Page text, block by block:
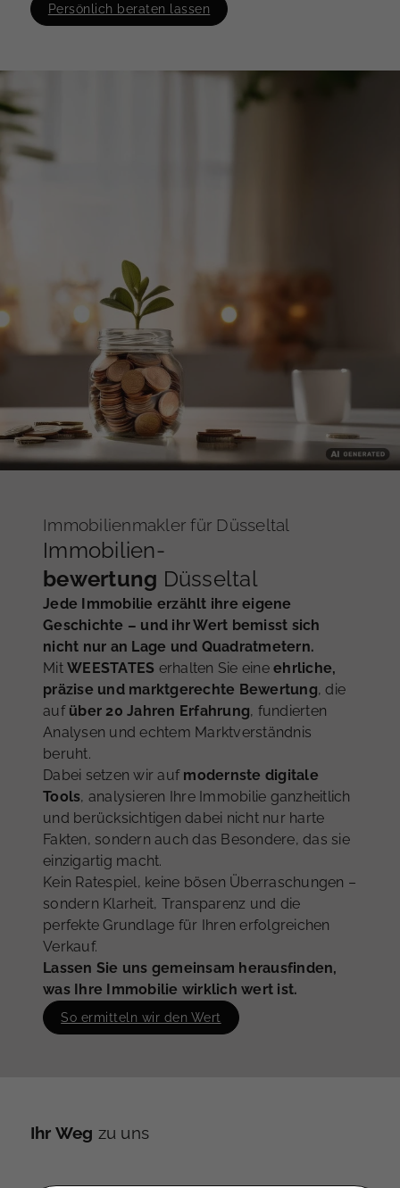
Persönlich beraten lassen
Immobilienmakler für Düsseltal
Immobilien-
bewertung Düsseltal
Jede Immobilie erzählt ihre eigene
Geschichte – und ihr Wert bemisst sich
nicht nur an Lage und Quadratmetern.
Mit WEESTATES erhalten Sie eine ehrliche,
präzise und marktgerechte Bewertung, die
auf über 20 Jahren Erfahrung, fundierten
Analysen und echtem Marktverständnis
beruht.
Dabei setzen wir auf modernste digitale
Tools, analysieren Ihre Immobilie ganzheitlich
und berücksichtigen dabei nicht nur harte
Fakten, sondern auch das Besondere, das sie
einzigartig macht.
Kein Ratespiel, keine bösen Überraschungen –
sondern Klarheit, Transparenz und die
perfekte Grundlage für Ihren erfolgreichen
Verkauf.
Lassen Sie uns gemeinsam herausfinden,
was Ihre Immobilie wirklich wert ist.
So ermitteln wir den Wert
Was ist meine Immobilie in Düsseltal wert?
Füllen Sie einfach das Formular aus – wir melden
Ihr Weg zu uns